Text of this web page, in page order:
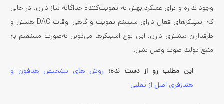
وجود نداره و برای عملکرد بهتر، به تقویت‌کننده جداگانه نیاز دارن. در حالی
که اسپیکرهای فعال دارای سیستم تقویت و گاهی اوقات DAC هستن و
طرفداران بیشتری دارن. این نوع اسپیکرها می‌تونن به‌صورت مستقیم به
منبع تولید صوت وصل بشن.
این مطلب رو از دست نده: روش های تشخیص هدفون و
هندزفری اصل از تقلبی